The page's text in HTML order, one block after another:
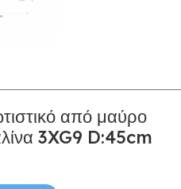
από μαύρο
3XG9 D:45cm